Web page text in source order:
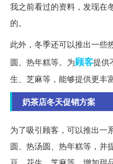
我之前看过的资料，发现在
的。
此外，冬季还可以推出一些
圆、热年糕等。为顾客提供
生、芝麻等，能够提供更丰
奶茶店冬天促销方案
为了吸引顾客，可以推出一
圆、热汤圆、热年糕等，并